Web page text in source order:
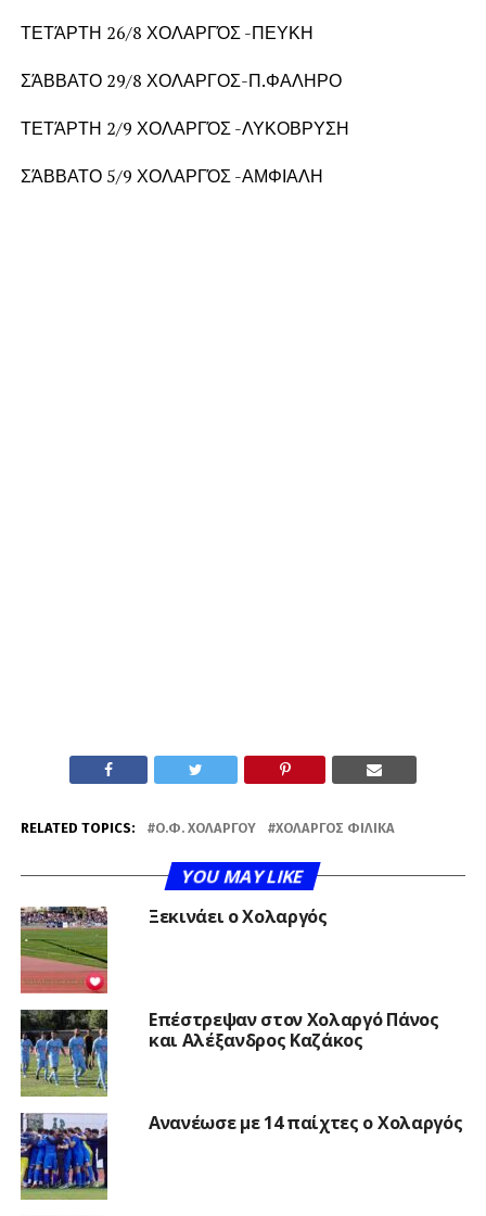
ΤΕΤΆΡΤΗ 26/8 ΧΟΛΑΡΓΌΣ -ΠΕΥΚΗ
ΣΆΒΒΑΤΟ 29/8 ΧΟΛΑΡΓΟΣ-Π.ΦΑΛΗΡΟ
ΤΕΤΆΡΤΗ 2/9 ΧΟΛΑΡΓΌΣ -ΛΥΚΟΒΡΥΣΗ
ΣΆΒΒΑΤΟ 5/9 ΧΟΛΑΡΓΌΣ -ΑΜΦΙΑΛΗ
RELATED TOPICS: Ο.Φ. ΧΟΛΑΡΓΟΎ ΧΟΛΑΡΓΌΣ ΦΙΛΙΚΆ
YOU MAY LIKE
Ξεκινάει ο Χολαργός
Επέστρεψαν στον Χολαργό Πάνος
και Αλέξανδρος Καζάκος
Ανανέωσε με 14 παίχτες ο Χολαργός